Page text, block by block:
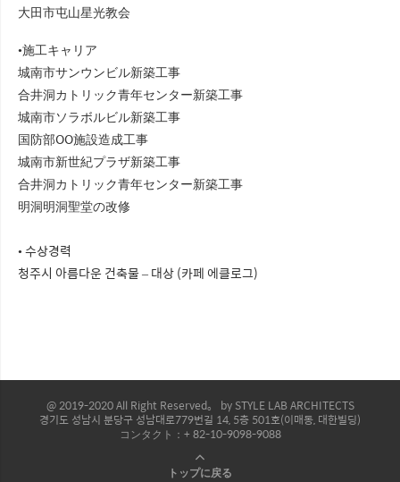
大田市屯山星光教会
•施工キャリア
城南市サンウンビル新築工事
合井洞カトリック青年センター新築工事
城南市ソラボルビル新築工事
国防部OO施設造成工事
城南市新世紀プラザ新築工事
合井洞カトリック青年センター新築工事
明洞明洞聖堂の改修
• 수상경력
청주시 아름다운 건축물 – 대상 (카페 에클로그)
@ 2019-2020 All Right Reserved。 by STYLE LAB ARCHITECTS
경기도 성남시 분당구 성남대로779번길 14, 5층 501호(이매동, 대한빌딩)
コンタクト：+ 82-10-9098-9088
トップに戻る